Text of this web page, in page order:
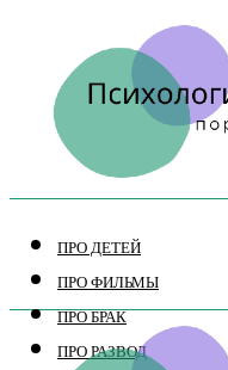
ПРО ДЕТЕЙ
ПРО ФИЛЬМЫ
ПРО БРАК
ПРО РАЗВОД